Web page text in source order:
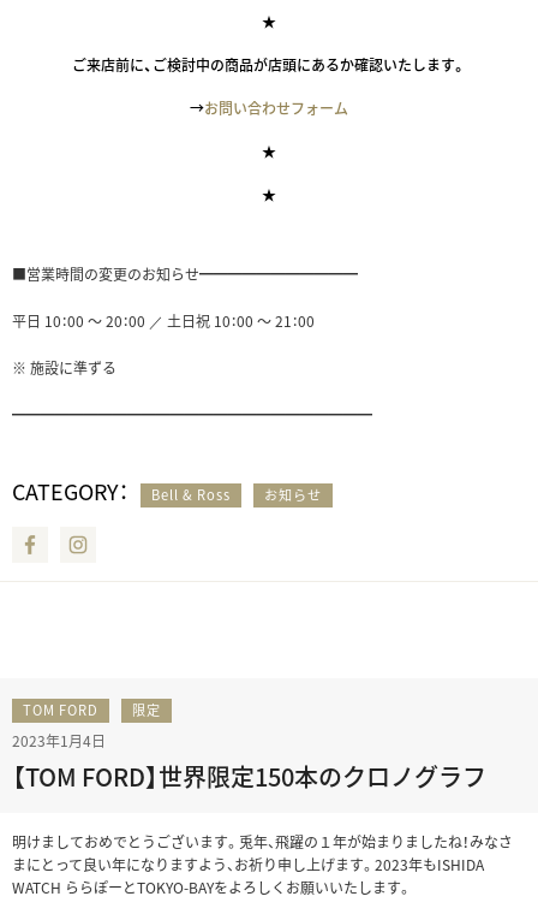
★
ご来店前に、ご検討中の商品が店頭にあるか確認いたします。
→お問い合わせフォーム
★
★
■営業時間の変更のお知らせ━━━━━━━━━━━
平日 10：00 ～ 20：00 ／ 土日祝 10：00 ～ 21：00
※ 施設に準ずる
━━━━━━━━━━━━━━━━━━━━━━━━━
CATEGORY： Bell & Ross お知らせ
Facebook
TOM FORD 限定
2023年1月4日
【TOM FORD】世界限定150本のクロノグラフ
明けましておめでとうございます。兎年、飛躍の１年が始まりましたね！みなさ
まにとって良い年になりますよう、お祈り申し上げます。2023年もISHIDA
WATCH ららぽーとTOKYO-BAYをよろしくお願いいたします。